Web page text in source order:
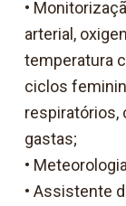
•
arterial,
temperatura
ciclos
respiratórios,
gastas;
• Meteorologia
• Assistente